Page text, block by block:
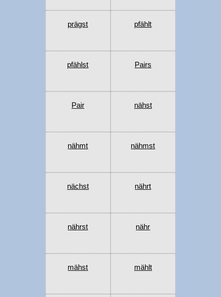
prägst pfählt
pfählst Pairs
Pair nähst
nähmt nähmst
nächst nährt
nährst nähr
mähst mählt